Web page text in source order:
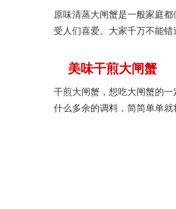
原味清蒸大闸蟹是一般家庭
受人们喜爱。大家千万不能
美味干煎大闸蟹
干煎大闸蟹，想吃大闸蟹的
什么多余的调料，简简单单